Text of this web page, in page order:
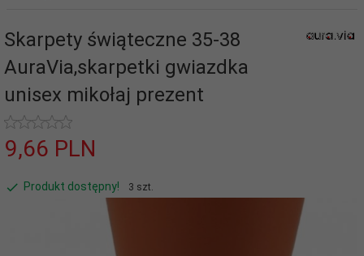
Skarpety świąteczne 35-38
AuraVia,skarpetki gwiazdka
unisex mikołaj prezent
9,66 PLN
Produkt dostępny! 3 szt.